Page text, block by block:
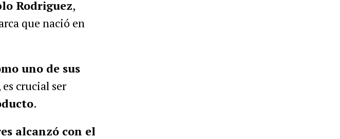
Rodriguez,
que nació en
uno de sus
crucial ser
.
alcanzó con el